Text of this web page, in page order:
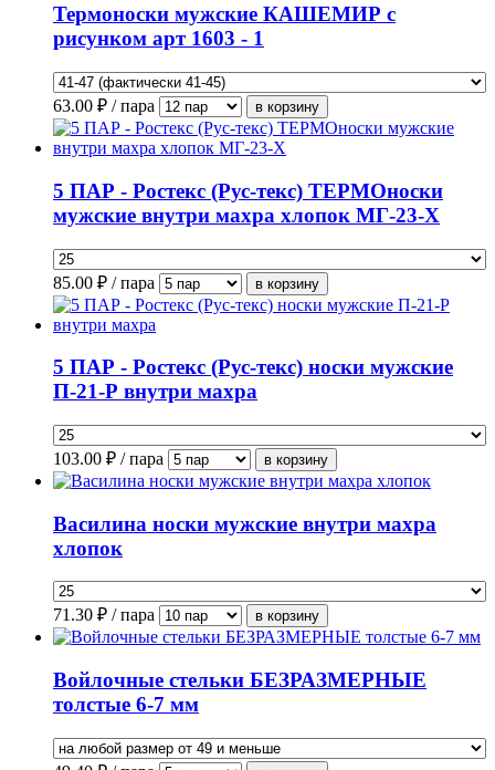
Термоноски мужские КАШЕМИР с
рисунком арт 1603 - 1
63.00 ₽ / пара
5 ПАР - Ростекс (Рус-текс) ТЕРМОноски
мужские внутри махра хлопок МГ-23-Х
85.00 ₽ / пара
5 ПАР - Ростекс (Рус-текс) носки мужские
П-21-Р внутри махра
103.00 ₽ / пара
Василина носки мужские внутри махра
хлопок
71.30 ₽ / пара
Войлочные стельки БЕЗРАЗМЕРНЫЕ
толстые 6-7 мм